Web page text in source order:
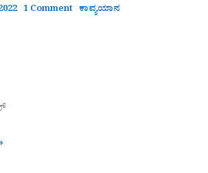
1 Comment ಕಾವ್ಯಯಾನ